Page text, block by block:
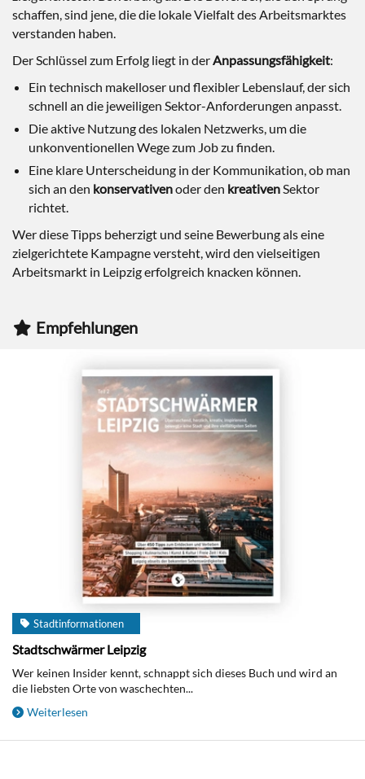
schaffen, sind jene, die die lokale Vielfalt des Arbeitsmarktes
verstanden haben.
Der Schlüssel zum Erfolg liegt in derAnpassungsfähigkeit:
Ein technisch makelloser und flexibler Lebenslauf, der sich
schnell an die jeweiligen Sektor-Anforderungen anpasst.
Die aktive Nutzung des lokalen Netzwerks, um die
unkonventionellen Wege zum Job zu finden.
Eine klare Unterscheidung in der Kommunikation, ob man
sich an den konservativenoder den kreativenSektor
richtet.
Wer diese Tipps beherzigt und seine Bewerbung als eine
zielgerichtete Kampagne versteht, wird den vielseitigen
Arbeitsmarkt in Leipzig erfolgreich knacken können.
Empfehlungen
Stadtinformationen
Stadtschwärmer Leipzig
Wer keinen Insider kennt, schnappt sich dieses Buch und wird an
die liebsten Orte von waschechten...
Weiterlesen